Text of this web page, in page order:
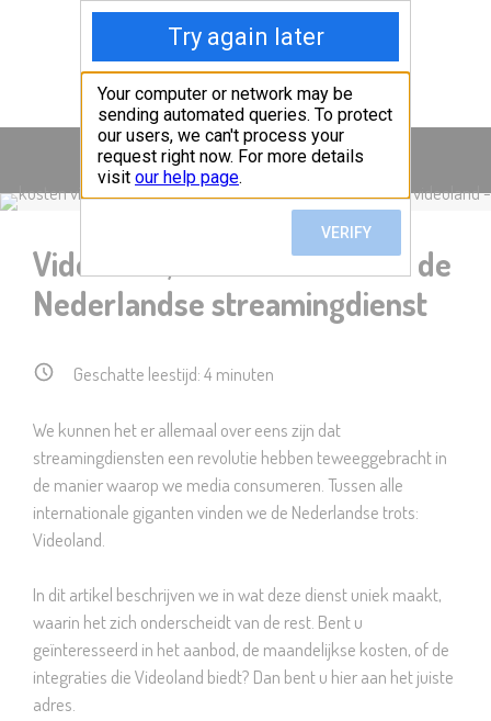
Vergelijkstreaming.nl
Menu
Videoland; ontdek alles over de
Nederlandse streamingdienst
Geschatte leestijd:4 minuten
We kunnen het er allemaal over eens zijn dat
streamingdiensten een revolutie hebben teweeggebracht in
de manier waarop we media consumeren. Tussen alle
internationale giganten vinden we de Nederlandse trots:
Videoland.
In dit artikel beschrijven we in wat deze dienst uniek maakt,
waarin het zich onderscheidt van de rest. Bent u
geïnteresseerd in het aanbod, de maandelijkse kosten, of de
integraties die Videoland biedt? Dan bent u hier aan het juiste
adres.